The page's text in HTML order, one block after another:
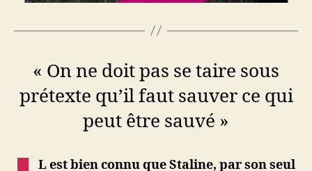
« On ne doit pas se taire sous
prétexte qu’il faut sauver ce qui
peut être sauvé »
L est bien connu que Staline, par son seul